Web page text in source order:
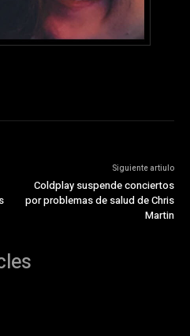
Siguiente artiulo
Coldplay suspende conciertos
por problemas de salud de Chris
Martin